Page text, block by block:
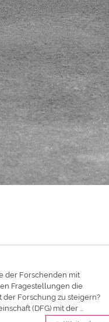
der Forschenden mit
Fragestellungen die
Forschung zu steigern?
(DFG) mit der …